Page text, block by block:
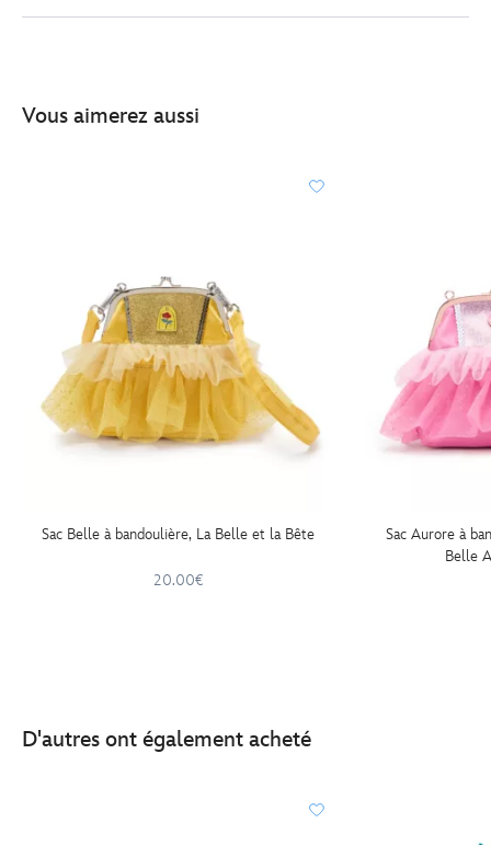
444041317039.html
Vous aimerez aussi
Sac Belle à bandoulière, La Belle et la Bête
20.00€
Sac Aurore à
Belle
D'autres ont également acheté